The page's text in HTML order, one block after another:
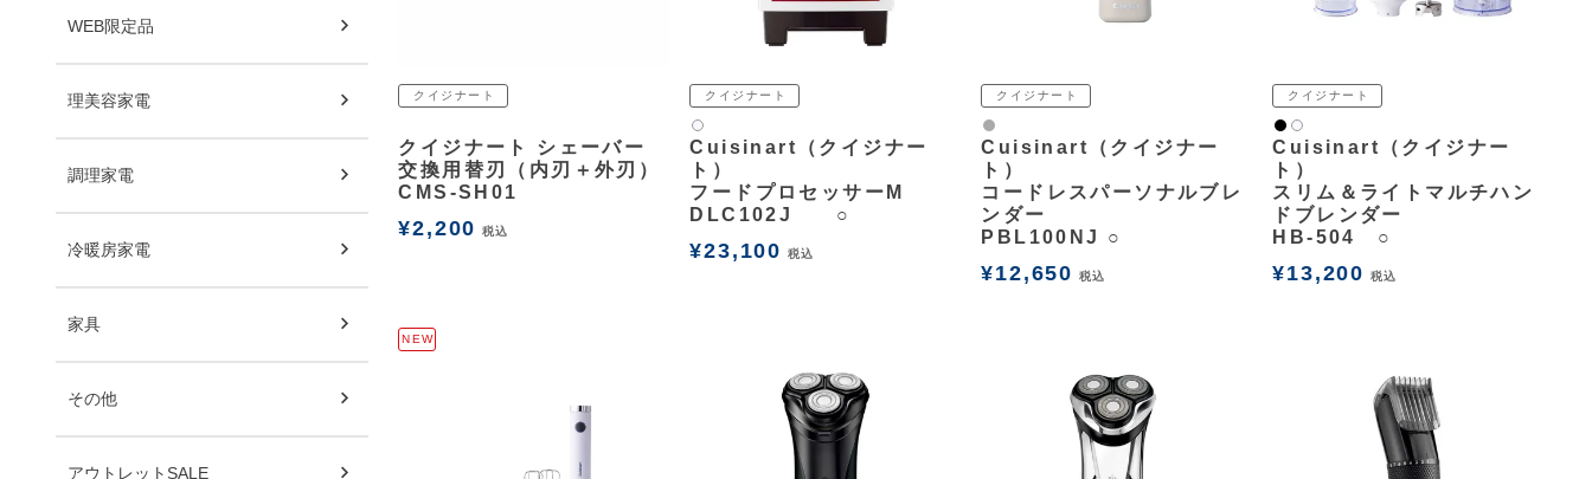
WEB限定品
理美容家電
調理家電
冷暖房家電
家具
その他
アウトレットSALE
クイジナート
クイジナート シェーバー
交換用替刃（内刃＋外刃）
CMS-SH01
¥2,200 税込
クイジナート
白2
Cuisinart（クイジナー
ト）
フードプロセッサーM
DLC102J ○
¥23,100 税込
クイジナート
グレー
Cuisinart（クイジナー
ト）
コードレスパーソナルブレ
ンダー
PBL100NJ ○
¥12,650 税込
クイジナート
黒 白2
Cuisinart（クイジナー
ト）
スリム＆ライトマルチハン
ドブレンダー
HB-504 ○
¥13,200 税込
NEW